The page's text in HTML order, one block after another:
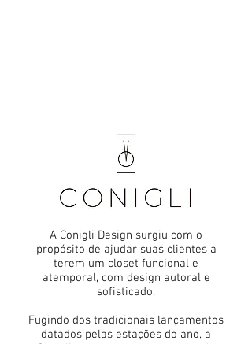
A Conigli Design surgiu com o
propósito de ajudar suas clientes a
terem um closet funcional e
atemporal, com design autoral e
sofisticado.
Fugindo dos tradicionais lançamentos
datados pelas estações do ano, a